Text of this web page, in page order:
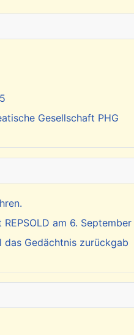
Gesellschaft PHG
am 6.
Gedächtnis zurückgab